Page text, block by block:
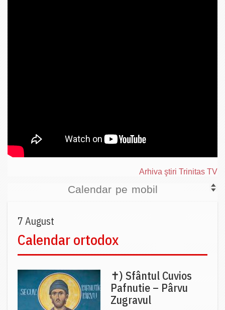
Arhiva ştiri Trinitas TV
Calendar pe mobil
7 August
Calendar ortodox
✝) Sfântul Cuvios
Pafnutie – Pârvu
Zugravul